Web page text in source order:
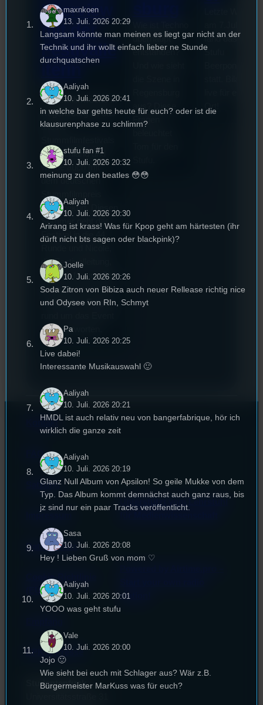
Interview
mit der
Festivalle
iterin
Die
Stummfilmwoche in
Regensburg ist das
älteste
Deutschland und
wurde auch mit
dem deutschen
Stummfilmpreis
2022 gekürt. Diesen
Sommer geht das
Festival in die 44.
die Festivalleitung,
hat sich für uns Zeit
genommen um die
wichtigsten Fragen
zu beantworten.
überhaupt
entstanden?
aus? Diese
Fragen
fand das erste
Stufu
Ort!
Kontakt
FAQ
Satzung
Datenschutz
Cookie-Richtlinie
(EU)
EPK & Presse
Unterstützt vom Lehrstuhl
station!
Studentenfunk
maxnkoen
13. Juli. 2026 20:29
Langsam könnte man meinen es liegt gar nicht an der
Technik und ihr wollt einfach lieber ne Stunde
durchquatschen
Aaliyah
10. Juli. 2026 20:41
in welche bar gehts heute für euch? oder ist die
klausurenphase zu schlimm?
stufu fan #1
10. Juli. 2026 20:32
meinung zu den beatles 😳😳
Aaliyah
10. Juli. 2026 20:30
Arirang ist krass! Was für Kpop geht am härtesten (ihr
dürft nicht bts sagen oder blackpink)?
Joelle
10. Juli. 2026 20:26
Soda Zitron von Bibiza auch neuer Rellease richtig nice
und Odysee von RIn, Schmyt
Pa
10. Juli. 2026 20:25
Live dabei!
Interessante Musikauswahl 🙂
Aaliyah
10. Juli. 2026 20:21
HMDL ist auch relativ neu von bangerfabrique, hör ich
wirklich die ganze zeit
Aaliyah
10. Juli. 2026 20:19
Glanz Null Album von Apsilon! So geile Mukke von dem
Typ. Das Album kommt demnächst auch ganz raus, bis
jz sind nur ein paar Tracks veröffentlicht.
Sasa
10. Juli. 2026 20:08
Hey ! Lieben Gruß von mom ♡
Aaliyah
10. Juli. 2026 20:01
YOOO was geht stufu
Vale
10. Juli. 2026 20:00
Jojo 🙂
Wie sieht bei euch mit Schlager aus? Wär z.B.
Bürgermeister MarKuss was für euch?